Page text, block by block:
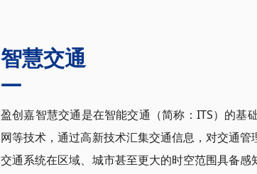
智慧交通
—
盈创嘉智慧交通是在智能交通（简称：ITS）的基
网等技术，通过高新技术汇集交通信息，对交通
交通系统在区域、城市甚至更大的时空范围具备